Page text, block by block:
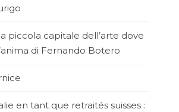
piccola capitale dell’arte dove
di Fernando Botero
en tant que retraités suisses :